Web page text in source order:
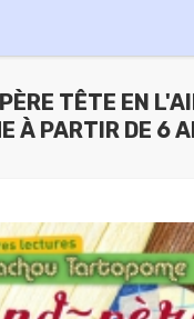
TÊTE EN
À PARTIR DE 6